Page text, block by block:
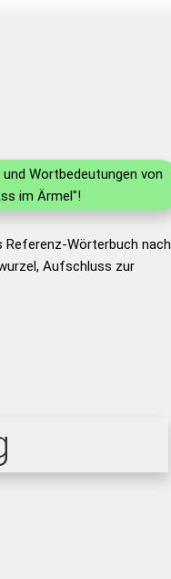
Wortbedeutungen von
im Ärmel"!
Referenz-Wörterbuch nach
Aufschluss zur